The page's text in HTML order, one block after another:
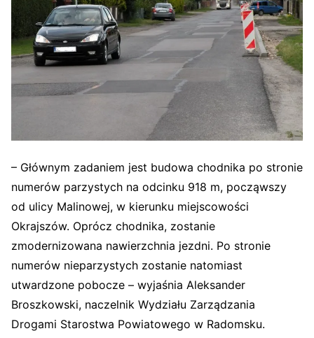
– Głównym zadaniem jest budowa chodnika po stronie
numerów parzystych na odcinku 918 m, począwszy
od ulicy Malinowej, w kierunku miejscowości
Okrajszów. Oprócz chodnika, zostanie
zmodernizowana nawierzchnia jezdni. Po stronie
numerów nieparzystych zostanie natomiast
utwardzone pobocze – wyjaśnia Aleksander
Broszkowski, naczelnik Wydziału Zarządzania
Drogami Starostwa Powiatowego w Radomsku.